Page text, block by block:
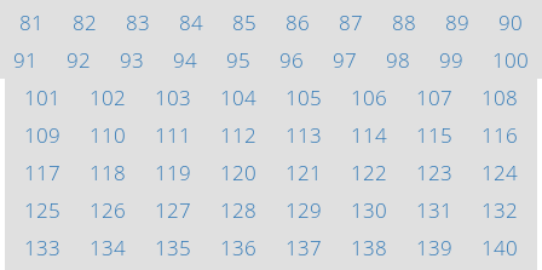
81
82 83 84 85 86 87 88 89
90
91
92 93 94 95 96 97 98 99
100
101
102 103 104 105 106 107
108
109
110 111 112 113 114 115
116
117
118 119 120 121 122 123
124
125
126 127 128 129 130 131
132
133
134 135 136 137 138 139
140